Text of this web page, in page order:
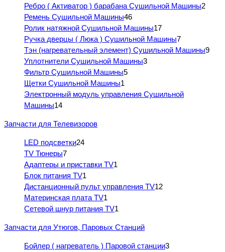
Ребро ( Активатор ) барабана Сушильной Машины2
Ремень Сушильной Машины46
Ролик натяжной Сушильной Машины17
Ручка дверцы ( Люка ) Сушильной Машины7
Тэн (нагревательный элемент) Сушильной Машины9
Уплотнители Сушильной Машины3
Фильтр Сушильной Машины5
Щетки Сушильной Машины1
Электронный модуль управления Сушильной
Машины14
Запчасти для Телевизоров
LED подсветки24
TV Тюнеры7
Адаптеры и приставки TV1
Блок питания TV1
Дистанционный пульт управления TV12
Материнская плата TV1
Сетевой шнур питания TV1
Запчасти для Утюгов, Паровых Станций
Бойлер ( нагреватель ) Паровой станции3